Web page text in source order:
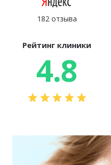
182 отзыва
Рейтинг клиники
4.8